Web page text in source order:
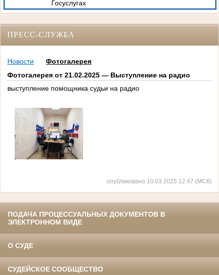
Госуслугах
ПРЕСС-СЛУЖБА
Новости
Фотогалерея
Фотогалерея от 21.02.2025 — Выступление на радио
выступление помощника судьи на радио
опубликовано 10.03.2025 12:47 (МСК)
ПОДАЧА ПРОЦЕССУАЛЬНЫХ ДОКУМЕНТОВ В
ЭЛЕКТРОННОМ ВИДЕ
О СУДЕ
СУДЕЙСКОЕ СООБЩЕСТВО